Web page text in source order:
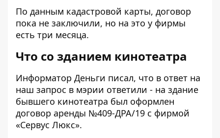
По данным кадастровой карты, договор
пока не заключили, но на это у фирмы
есть три месяца.
Что со зданием кинотеатра
Информатор Деньги писал, что в ответ на
наш запрос в мэрии ответили - на здание
бывшего кинотеатра был оформлен
договор аренды №409-ДРА/19 с фирмой
«Сервус Люкс».